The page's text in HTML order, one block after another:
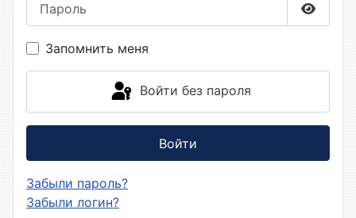
Запомнить меня
Войти без пароля
Войти
Забыли пароль?
Забыли логин?